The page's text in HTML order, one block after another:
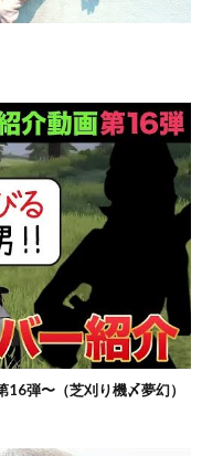
16弾〜（芝刈り機〆夢幻）